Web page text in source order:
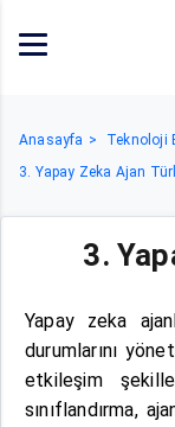
Anasayfa Teknoloji
3. Yapay Zeka Ajan
3.
Yapay zeka
durumlarını
etkileşim
sınıflandırma,